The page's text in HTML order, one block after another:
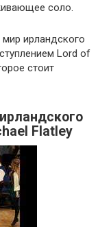
соло.
ирландского
Lord of
стоит
Flatley